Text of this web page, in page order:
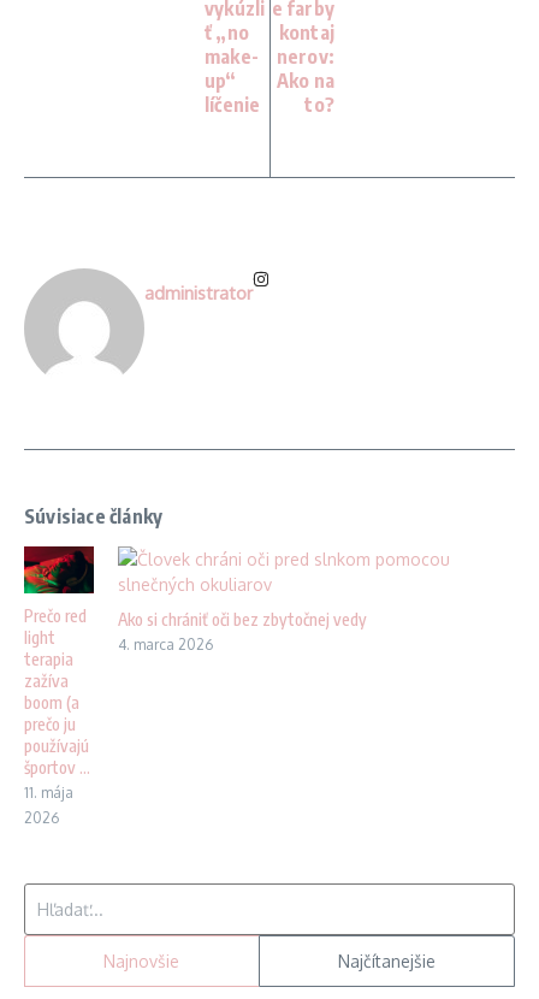
vykúzli
ť „no
make-
up“
líčenie
e farby
kontaj
nerov:
Ako na
to?
administrator
Súvisiace články
Prečo red
light
terapia
zažíva
boom (a
prečo ju
používajú
športov ...
11. mája
2026
Ako si chrániť oči bez zbytočnej vedy
4. marca 2026
Najnovšie Najčítanejšie